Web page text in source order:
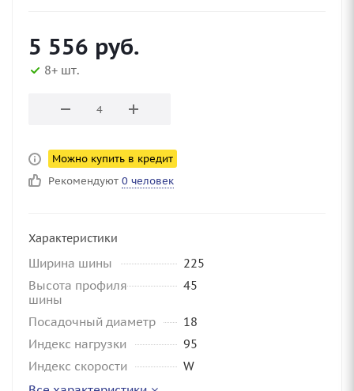
5 556 руб.
8+ шт.
Можно купить в кредит
Рекомендуют 0 человек
Характеристики
Ширина шины
225
Высота профиля
шины
45
Посадочный диаметр
18
Индекс нагрузки
95
Индекс скорости
W